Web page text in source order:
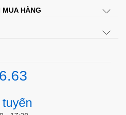
thể hẹn giờ theo nhiều chu kỳ
Chỉ cần gạt các phím xuống
giờ bật tắt liên tục 24h vào ổ
bạn vào BULL. Thiết bị sẽ tự
ấn xuống hẹn giờ và tắt khi đến
được cài đặt.
HÀNG